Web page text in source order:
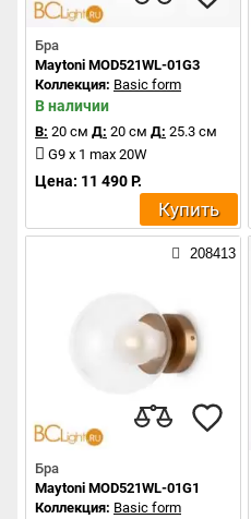
Бра
Maytoni MOD521WL-01G3
Коллекция: Basic form
В наличии
В: 20 см Д: 20 см Д: 25.3 см
G9 x 1 max 20W
Цена: 11 490 Р.
Купить
208413
Бра
Maytoni MOD521WL-01G1
Коллекция: Basic form